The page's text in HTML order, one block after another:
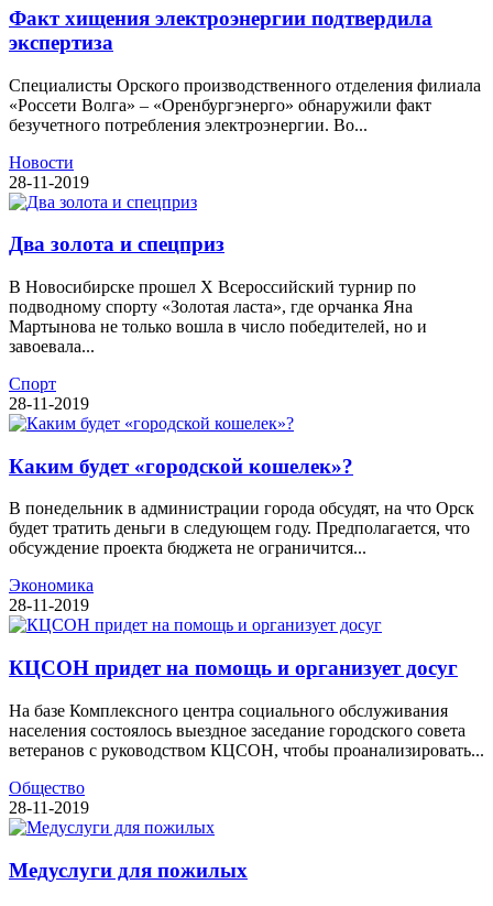
Факт хищения электроэнергии подтвердила
экспертиза
Специалисты Орского производственного отделения филиала
«Россети Волга» – «Оренбургэнерго» обнаружили факт
безучетного потребления электроэнергии. Во...
Новости
28-11-2019
Два золота и спецприз
В Новосибирске прошел X Всероссийский турнир по
подводному спорту «Золотая ласта», где орчанка Яна
Мартынова не только вошла в число победителей, но и
завоевала...
Спорт
28-11-2019
Каким будет «городской кошелек»?
В понедельник в администрации города обсудят, на что Орск
будет тратить деньги в следующем году. Предполагается, что
обсуждение проекта бюджета не ограничится...
Экономика
28-11-2019
КЦСОН придет на помощь и организует досуг
На базе Комплексного центра социального обслуживания
населения состоялось выездное заседание городского совета
ветеранов с руководством КЦСОН, чтобы проанализировать...
Общество
28-11-2019
Медуслуги для пожилых